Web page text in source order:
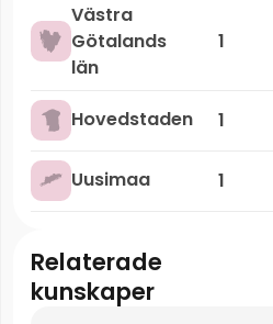
Västra
Götalands
län
1
Hovedstaden 1
Uusimaa 1
Relaterade
kunskaper